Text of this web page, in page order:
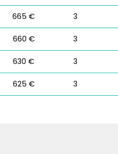
665 € 3
660 € 3
630 € 3
625 € 3